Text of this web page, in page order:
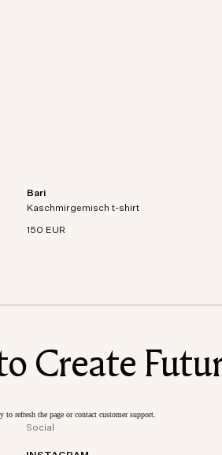
Bari
Kaschmirgemisch t-shirt
150 EUR
Kurzarm-T-Shirt aus Bio-Baumwoll-
Mischstrick.
Create
to refresh the page or contact customer support.
Social